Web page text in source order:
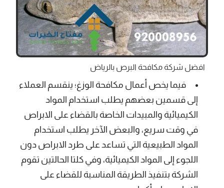
افضل شركة مكافحة البرص بالرياض
فيما يخص أعمال مكافحة الوزغ؛ ينقسم العملاء
إلى قسمين بعضهم يطلب استخدام المواد
الكيميائية والمبيدات الخاصة بالقضاء على الابراص
في وقت سريع، والبعض الآخر يطلب استخدام
المواد الطبيعية التي تساعد على طرد الابراص دون
اللجوء إلى المواد الكيميائية، وفي كلتا الحالتين تقوم
الشركة بتنفيذ الطريقة المناسبة للقضاء على